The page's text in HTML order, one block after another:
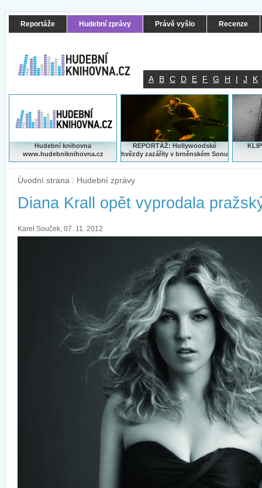
Reportáže Hudební zprávy Právě vyšlo Recenze
A B C D E F G H I J K
Hudební knihovna
www.hudebniknihovna.cz
REPORTÁŽ: Hollywoodské
hvězdy zazářily v brněnském Sonu
Úvodní strana | Hudební zprávy
Diana Krall opět vyprodala
Karel Souček, 07. 11. 2012